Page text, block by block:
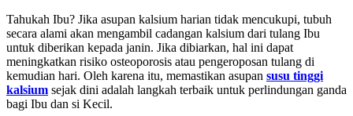
Tahukah Ibu? Jika asupan kalsium harian tidak mencukupi, tubuh
secara alami akan mengambil cadangan kalsium dari tulang Ibu
untuk diberikan kepada janin. Jika dibiarkan, hal ini dapat
meningkatkan risiko osteoporosis atau pengeroposan tulang di
kemudian hari. Oleh karena itu, memastikan asupan susu tinggi
kalsium sejak dini adalah langkah terbaik untuk perlindungan ganda
bagi Ibu dan si Kecil.